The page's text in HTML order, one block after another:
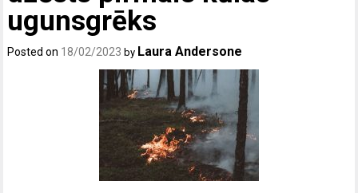
ugunsgrēks
Posted on 18/02/2023 by Laura Andersone